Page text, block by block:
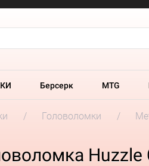
Берсерк MTG
Головоломки
Huzzle